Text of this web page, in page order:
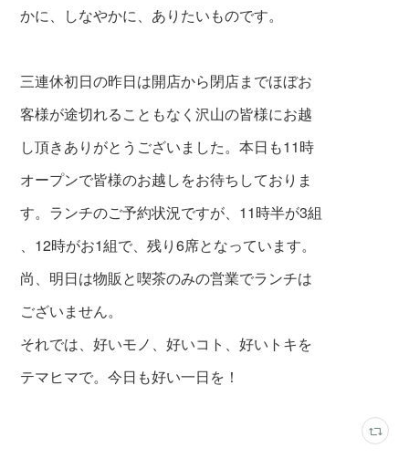
かに、しなやかに、ありたいものです。
三連休初日の昨日は開店から閉店までほぼお
客様が途切れることもなく沢山の皆様にお越
し頂きありがとうございました。本日も11時
オープンで皆様のお越しをお待ちしておりま
す。ランチのご予約状況ですが、11時半が3組
、12時がお1組で、残り6席となっています。
尚、明日は物販と喫茶のみの営業でランチは
ございません。
それでは、好いモノ、好いコト、好いトキを
テマヒマで。今日も好い一日を！